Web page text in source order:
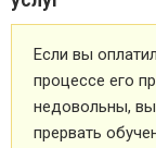
Если вы
процессе его
недовольны, вы
прервать